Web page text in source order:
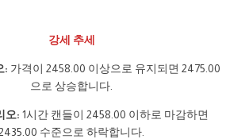
강세 추세
: 가격이 2458.00 이상으로 유지되면 2475.00
으로 상승합니다.
오: 1시간 캔들이 2458.00 이하로 마감하면
수준으로 하락합니다.